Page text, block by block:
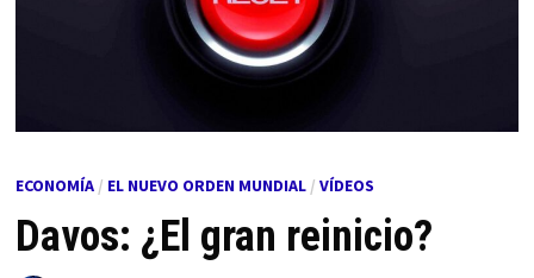
ECONOMÍA/ EL NUEVO ORDEN MUNDIAL/ VÍDEOS
Davos: ¿El gran reinicio?